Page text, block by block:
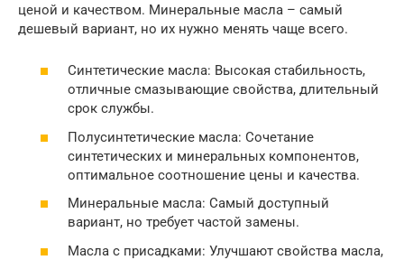
ценой и качеством. Минеральные масла – самый
дешевый вариант, но их нужно менять чаще всего.
Синтетические масла: Высокая стабильность,
отличные смазывающие свойства, длительный
срок службы.
Полусинтетические масла: Сочетание
синтетических и минеральных компонентов,
оптимальное соотношение цены и качества.
Минеральные масла: Самый доступный
вариант, но требует частой замены.
Масла с присадками: Улучшают свойства масла,